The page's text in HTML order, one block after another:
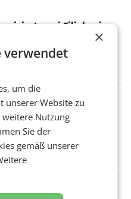
zwei Filialen in
– Im Rahmen einer
zwei Filialen in Nieder- und
im rund
den Wechsel: Jürgen
ab 1.1.2027 auf Adeg
– Die geplante
zwischen Adeg und dem
Jürgen Albrecht ist
und der
×
verwendet
um die
unserer Website zu
Nutzung
Sie der
gemäß unserer